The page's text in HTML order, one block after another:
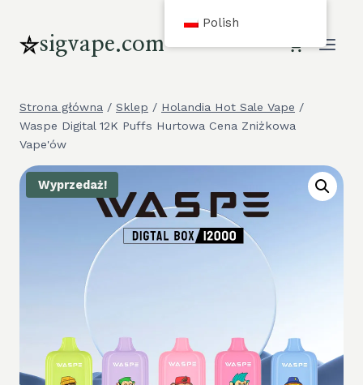
treści sigvape.com
Strona główna / Sklep / Holandia Hot Sale Vape /
Waspe Digital 12K Puffs Hurtowa Cena Zniżkowa
Vape'ów
Wyprzedaż!
Polish